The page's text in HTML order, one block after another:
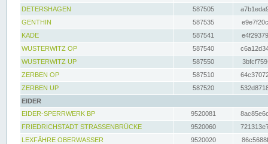
DETERSHAGEN
587505
GENTHIN
587535
KADE
587541
WUSTERWITZ OP
587540
WUSTERWITZ UP
587550
ZERBEN OP
587510
ZERBEN UP
587520
EIDER
EIDER-SPERRWERK BP
9520081
FRIEDRICHSTADT STRASSENBRÜCKE
9520060
LEXFÄHRE OBERWASSER
9520020